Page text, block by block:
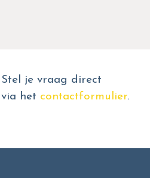
Stel je vraag direct
via het contactformulier.